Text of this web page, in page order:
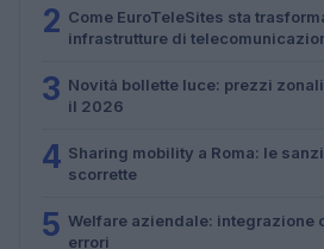
2 Come EuroTeleSites sta
infrastrutture di
3 Novità bollette luce: prezzi
il 2026
4 Sharing mobility a Roma: le
scorrette
5 Welfare aziendale: integrazione
errori